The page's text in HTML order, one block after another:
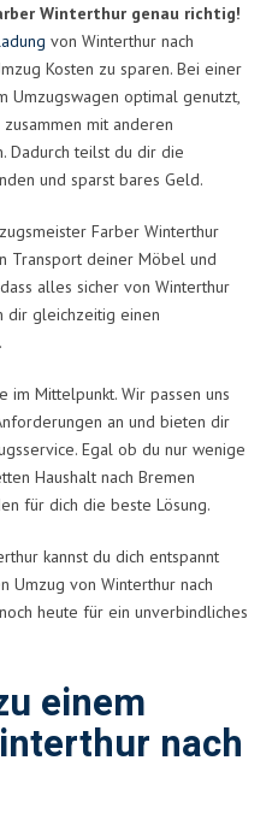
Winterthur genau richtig!
von Winterthur nach
Kosten zu sparen. Bei einer
Umzugswagen optimal genutzt,
mit anderen
Dadurch teilst du dir die
und sparst bares Geld.
Farber Winterthur
Transport deiner Möbel und
alles sicher von Winterthur
dir gleichzeitig einen
im Mittelpunkt. Wir passen uns
an und bieten dir
Egal ob du nur wenige
Haushalt nach Bremen
für dich die beste Lösung.
kannst du dich entspannt
Umzug von Winterthur nach
heute für ein unverbindliches
einem
nach